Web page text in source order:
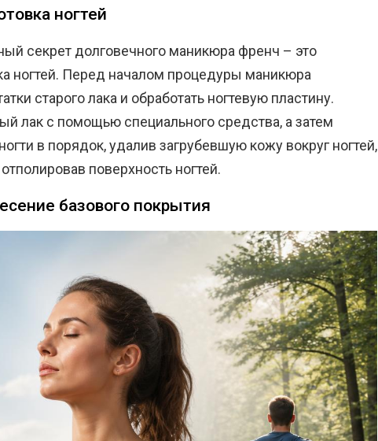
ногтей
секрет долговечного маникюра френч – это
ногтей. Перед началом процедуры маникюра
старого лака и обработать ногтевую пластину.
лак с помощью специального средства, а затем
в порядок, удалив загрубевшую кожу вокруг ногтей,
поверхность ногтей.
базового покрытия